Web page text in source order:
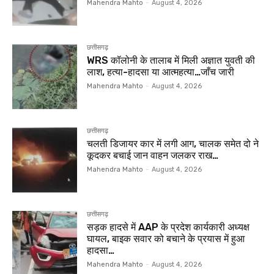
Mahendra Mahto - August 4, 2026
छत्तीसगढ़
WRS कॉलोनी के तालाब में मिली अज्ञात युवती की
लाश, हत्या-हादसा या आत्महत्या…जाँच जारी
Mahendra Mahto - August 4, 2026
छत्तीसगढ़
चलती डिजायर कार में लगी आग, चालक समेत दो ने
कूदकर बचाई जान वाहन जलकर राख…
Mahendra Mahto - August 4, 2026
छत्तीसगढ़
सड़क हादसे में AAP के प्रदेश कार्यकारी अध्यक्ष
घायल, बाइक सवार को बचाने के प्रयास में हुआ
हादसा…
Mahendra Mahto - August 4, 2026